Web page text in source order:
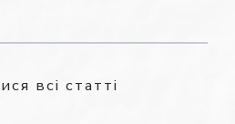
всі статті